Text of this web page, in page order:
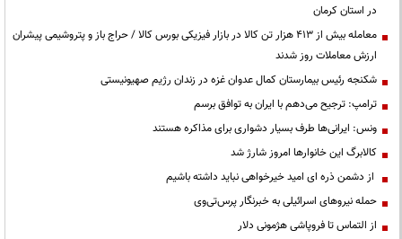
در استان کرمان
معامله بیش از ۴۱۳ هزار تن کالا در بازار فیزیکی بورس کالا / حراج باز و پتروشیمی پیشران
ارزش معاملات روز شدند
شکنجه رئیس بیمارستان کمال عدوان غزه در زندان رژیم صهیونیستی
ترامپ: ترجیح می‌دهم با ایران به توافق برسم
ونس: ایرانی‌ها طرف بسیار دشواری برای مذاکره هستند
کالابرگ این خانوارها امروز شارژ شد
از دشمن ذره ای امید خیرخواهی نباید داشته باشیم
حمله نیروهای اسرائیلی به خبرنگار پرس‌تی‌وی
از التماس تا فروپاشی هژمونی دلار